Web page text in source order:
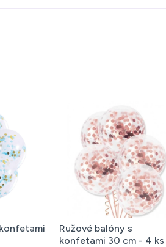
Ružové balóny s
konfetami 30 cm - 4 ks